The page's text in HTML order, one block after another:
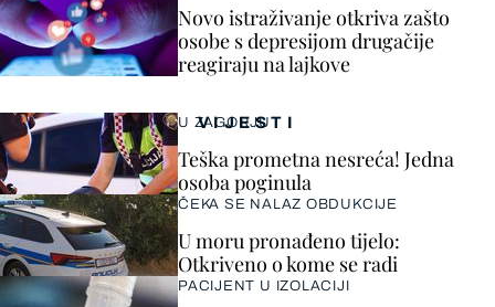
VIJESTI
U ZAGORJU
Teška prometna nesreća! Jedna
osoba poginula
ČEKA SE NALAZ OBDUKCIJE
U moru pronađeno tijelo:
Otkriveno o kome se radi
PACIJENT U IZOLACIJI
Novo istraživanje otkriva zašto
osobe s depresijom drugačije
reagiraju na lajkove